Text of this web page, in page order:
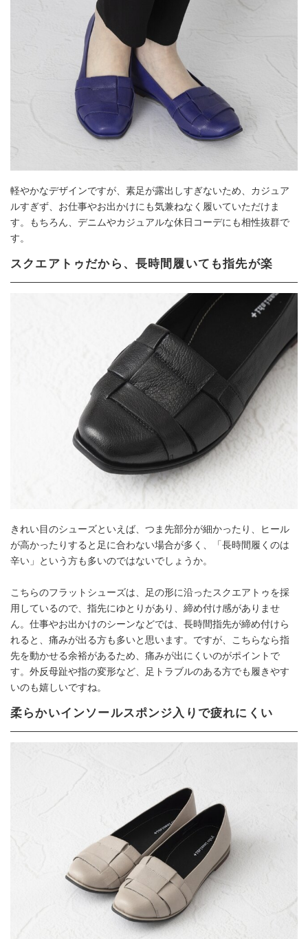
軽やかなデザインですが、素足が露出しすぎないため、カジュア
ルすぎず、お仕事やお出かけにも気兼ねなく履いていただけま
す。もちろん、デニムやカジュアルな休日コーデにも相性抜群で
す。
スクエアトゥだから、長時間履いても指先が楽
きれい目のシューズといえば、つま先部分が細かったり、ヒール
が高かったりすると足に合わない場合が多く、「長時間履くのは
辛い」という方も多いのではないでしょうか。
こちらのフラットシューズは、足の形に沿ったスクエアトゥを採
用しているので、指先にゆとりがあり、締め付け感がありませ
ん。仕事やお出かけのシーンなどでは、長時間指先が締め付けら
れると、痛みが出る方も多いと思います。ですが、こちらなら指
先を動かせる余裕があるため、痛みが出にくいのがポイントで
す。外反母趾や指の変形など、足トラブルのある方でも履きやす
いのも嬉しいですね。
柔らかいインソールスポンジ入りで疲れにくい